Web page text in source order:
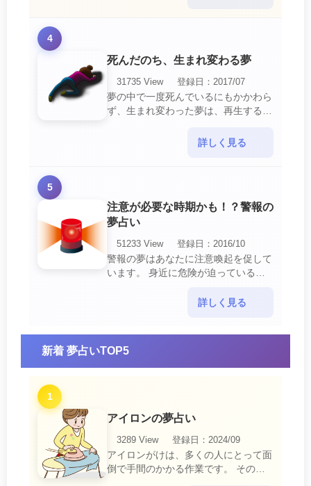
4
死んだのち、生まれ変わる夢
31735 View
登録日：2017/07
夢の中で一度死んでいるにもかかわら
ず、生まれ変わった夢は、再生する夢
あなたに関するすべての運気が上昇し
詳しく見る
5
注意が必要な時期かも！？警報の
夢占い
51233 View
登録日：2016/10
警報の夢はあなたに注意喚起を促して
います。 身近に危険が迫っている暗
て危機を回避する事が必要です。 ま
詳しく見る
新着 夢占いTOP5
1
アイロンの夢占い
3289 View
登録日：2024/09
アイロンがけは、多くの人にとって面
倒で手間のかかる作業です。 そのた